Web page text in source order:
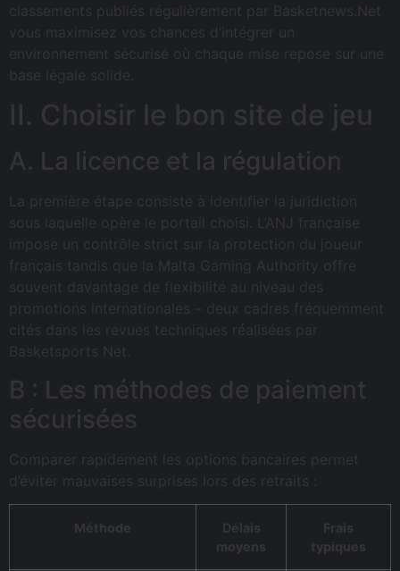
classements publiés régulièrement par Basketnews.Net
vous maximisez vos chances d’intégrer un
environnement sécurisé où chaque mise repose sur une
base légale solide.
II. Choisir le bon site de jeu
A. La licence et la régulation
La première étape consiste à identifier la juridiction
sous laquelle opère le portail choisi. L’ANJ française
impose un contrôle strict sur la protection du joueur
français tandis que la Malta Gaming Authority offre
souvent davantage de flexibilité au niveau des
promotions internationales – deux cadres fréquemment
cités dans les revues techniques réalisées par
Basketsports Net.
B : Les méthodes de paiement
sécurisées
Comparer rapidement les options bancaires permet
d’éviter mauvaises surprises lors des retraits :
Méthode
Délais
moyens
Frais
typiques